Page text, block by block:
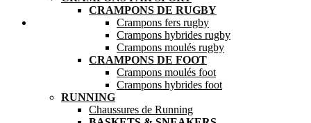
CRAMPONS DE RUGBY
Crampons fers rugby
Crampons hybrides rugby
Crampons moulés rugby
CRAMPONS DE FOOT
Crampons moulés foot
Crampons hybrides foot
RUNNING
Chaussures de Running